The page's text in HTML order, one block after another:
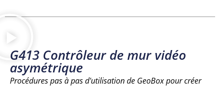
G413 Contrôleur de mur vidéo
asymétrique
Procédures pas à pas d'utilisation de GeoBox pour créer